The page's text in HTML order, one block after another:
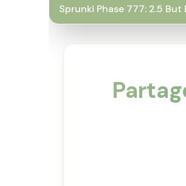
Sprunki Phase 777: 2.5 But